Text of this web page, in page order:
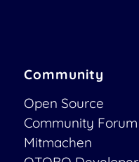
Community
Open Source
Community Forum
Mitmachen